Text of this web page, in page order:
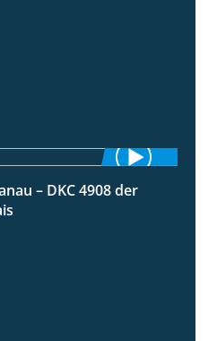
1:18
– DKC 4908 der